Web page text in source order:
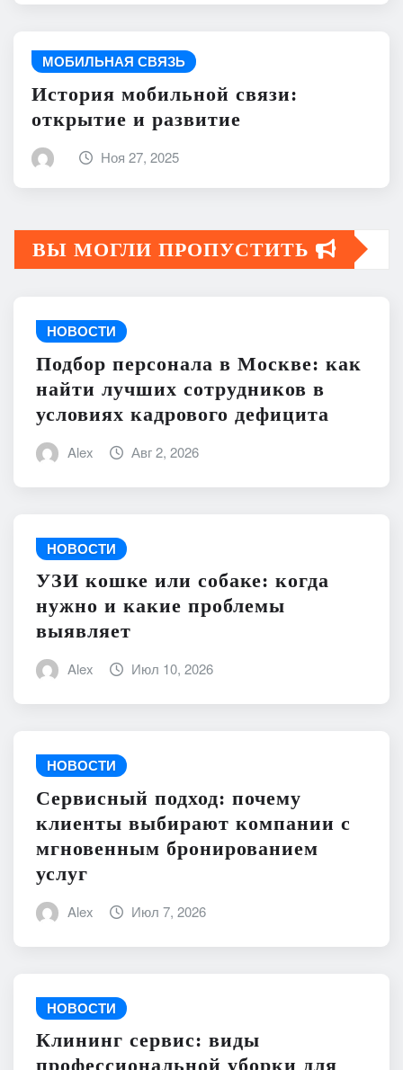
МОБИЛЬНАЯ СВЯЗЬ
История мобильной связи:
открытие и развитие
Ноя 27, 2025
ВЫ МОГЛИ ПРОПУСТИТЬ
НОВОСТИ
Подбор персонала в Москве: как
найти лучших сотрудников в
условиях кадрового дефицита
Alex Авг 2, 2026
НОВОСТИ
УЗИ кошке или собаке: когда
нужно и какие проблемы
выявляет
Alex Июл 10, 2026
НОВОСТИ
Сервисный подход: почему
клиенты выбирают компании с
мгновенным бронированием
услуг
Alex Июл 7, 2026
НОВОСТИ
Клининг сервис: виды
профессиональной уборки для